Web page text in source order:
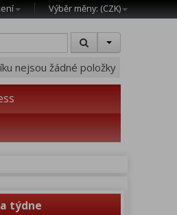
Výběr měny: (CZK)
nejsou žádné položky
týdne